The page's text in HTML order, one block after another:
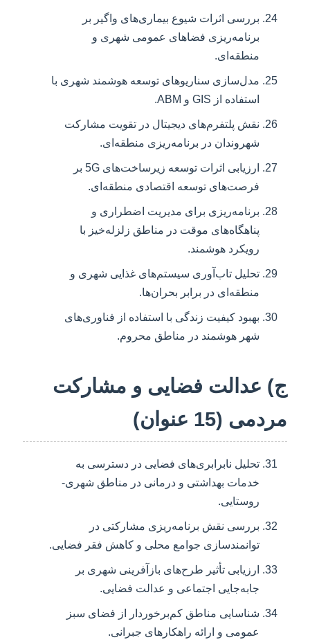
بررسی اثرات شیوع بیماری‌های واگیر بر
برنامه‌ریزی فضاهای عمومی شهری و
منطقه‌ای.
مدل‌سازی سناریوهای توسعه هوشمند شهری با
استفاده از GIS و ABM.
نقش پلتفرم‌های دیجیتال در تقویت مشارکت
شهروندان در برنامه‌ریزی منطقه‌ای.
ارزیابی اثرات توسعه زیرساخت‌های 5G بر
فرصت‌های توسعه اقتصادی منطقه‌ای.
برنامه‌ریزی برای مدیریت اضطراری و
پناهگاه‌های موقت در مناطق زلزله‌خیز با
رویکرد هوشمند.
تحلیل تاب‌آوری سیستم‌های غذایی شهری و
منطقه‌ای در برابر بحران‌ها.
بهبود کیفیت زندگی با استفاده از فناوری‌های
شهر هوشمند در مناطق محروم.
ج) عدالت فضایی و مشارکت
مردمی (15 عنوان)
تحلیل نابرابری‌های فضایی در دسترسی به
خدمات بهداشتی و درمانی در مناطق شهری-
روستایی.
بررسی نقش برنامه‌ریزی مشارکتی در
توانمندسازی جوامع محلی و کاهش فقر فضایی.
ارزیابی تأثیر طرح‌های بازآفرینی شهری بر
جابه‌جایی اجتماعی و عدالت فضایی.
شناسایی مناطق کم‌برخوردار از فضای سبز
عمومی و ارائه راهکارهای جبرانی.